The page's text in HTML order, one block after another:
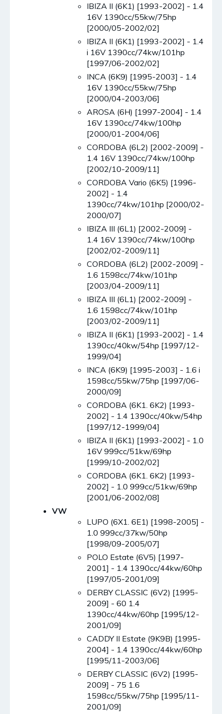
IBIZA II (6K1) [1993-2002] - 1.4
16V 1390cc/55kw/75hp
[2000/05-2002/02]
IBIZA II (6K1) [1993-2002] - 1.4
i 16V 1390cc/74kw/101hp
[1997/06-2002/02]
INCA (6K9) [1995-2003] - 1.4
16V 1390cc/55kw/75hp
[2000/04-2003/06]
AROSA (6H) [1997-2004] - 1.4
16V 1390cc/74kw/100hp
[2000/01-2004/06]
CORDOBA (6L2) [2002-2009] -
1.4 16V 1390cc/74kw/100hp
[2002/10-2009/11]
CORDOBA Vario (6K5) [1996-
2002] - 1.4
1390cc/74kw/101hp [2000/02-
2000/07]
IBIZA III (6L1) [2002-2009] -
1.4 16V 1390cc/74kw/100hp
[2002/02-2009/11]
CORDOBA (6L2) [2002-2009] -
1.6 1598cc/74kw/101hp
[2003/04-2009/11]
IBIZA III (6L1) [2002-2009] -
1.6 1598cc/74kw/101hp
[2003/02-2009/11]
IBIZA II (6K1) [1993-2002] - 1.4
1390cc/40kw/54hp [1997/12-
1999/04]
INCA (6K9) [1995-2003] - 1.6 i
1598cc/55kw/75hp [1997/06-
2000/09]
CORDOBA (6K1. 6K2) [1993-
2002] - 1.4 1390cc/40kw/54hp
[1997/12-1999/04]
IBIZA II (6K1) [1993-2002] - 1.0
16V 999cc/51kw/69hp
[1999/10-2002/02]
CORDOBA (6K1. 6K2) [1993-
2002] - 1.0 999cc/51kw/69hp
[2001/06-2002/08]
VW
LUPO (6X1. 6E1) [1998-2005] -
1.0 999cc/37kw/50hp
[1998/09-2005/07]
POLO Estate (6V5) [1997-
2001] - 1.4 1390cc/44kw/60hp
[1997/05-2001/09]
DERBY CLASSIC (6V2) [1995-
2009] - 60 1.4
1390cc/44kw/60hp [1995/12-
2001/09]
CADDY II Estate (9K9B) [1995-
2004] - 1.4 1390cc/44kw/60hp
[1995/11-2003/06]
DERBY CLASSIC (6V2) [1995-
2009] - 75 1.6
1598cc/55kw/75hp [1995/11-
2001/09]